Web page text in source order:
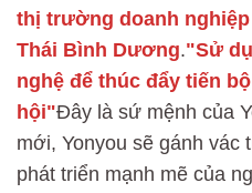
thị trường doanh
Thái Bình Dương."Sử
nghệ để thúc đẩy tiến
hội"Đây là sứ mệnh của
mới, Yonyou sẽ gánh vác
phát triển mạnh mẽ của